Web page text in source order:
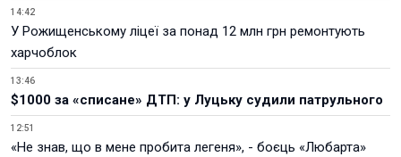
14:42
У Рожищенському ліцеї за понад 12 млн грн ремонтують
харчоблок
13:46
$1000 за «списане» ДТП: у Луцьку судили патрульного
12:51
«Не знав, що в мене пробита легеня», - боєць «Любарта»